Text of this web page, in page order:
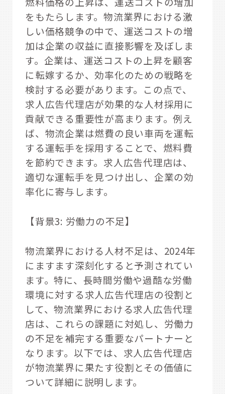
をもたらします。物流業界における激
しい価格競争の中で、運送コストの増
加は企業の収益に直接影響を及ぼしま
す。企業は、運送コストの上昇を顧客
に転嫁するか、効率化のための戦略を
検討する必要があります。この点で、
求人広告代理店が効果的な人材採用に
貢献できる重要性が高まります。例え
ば、物流企業は燃費の良い車両を運転
する運転手を採用することで、燃料費
を節約できます。求人広告代理店は、
適切な運転手を見つけ出し、企業の効
率化に寄与します。
【背景3: 労働力の不足】
物流業界における人材不足は、2024年
にますます深刻化すると予測されてい
ます。特に、長時間労働や過酷な労働
環境に対する求人広告代理店の役割と
して、物流業界における求人広告代理
店は、これらの課題に対処し、労働力
の不足を補完する重要なパートナーと
なります。以下では、求人広告代理店
が物流業界に果たす役割とその価値に
ついて詳細に説明します。